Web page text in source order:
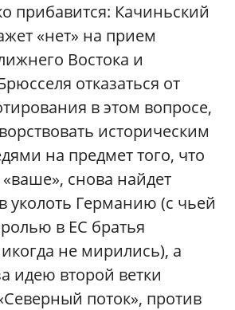
прибавится: Качиньский
«нет» на прием
Востока и
отказаться от
в этом вопросе,
историческим
на предмет того, что
снова найдет
уколоть Германию (с чьей
в ЕС братья
не мирились), а
идею второй ветки
поток», против